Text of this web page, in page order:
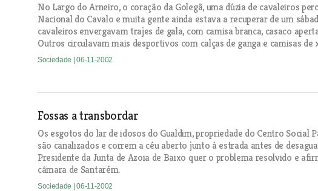
No Largo do Arneiro, o coração da Golegã, uma dúzia de cavaleiros
Nacional do Cavalo e muita gente ainda estava a recuperar de um
cavaleiros envergavam trajes de gala, com camisa branca, casaco
Outros circulavam mais desportivos com calças de ganga e camisas de
Sociedade | 06-11-2002
Fossas a transbordar
Os esgotos do lar de idosos do Gualdim, propriedade do Centro Social
são canalizados e correm a céu aberto junto à estrada antes de
Presidente da Junta de Azoia de Baixo quer o problema resolvido e
câmara de Santarém.
Sociedade | 06-11-2002